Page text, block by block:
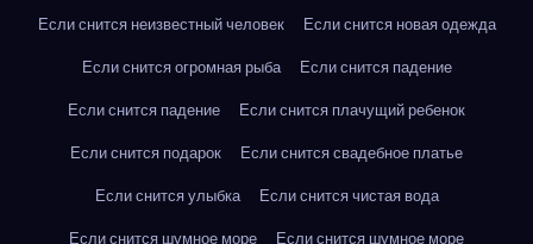
Если снится неизвестный человек
Если снится новая одежда
Если снится огромная рыба
Если снится падение
Если снится падение
Если снится плачущий ребенок
Если снится подарок
Если снится свадебное платье
Если снится улыбка
Если снится чистая вода
Если снится шумное море
Если снится шумное море